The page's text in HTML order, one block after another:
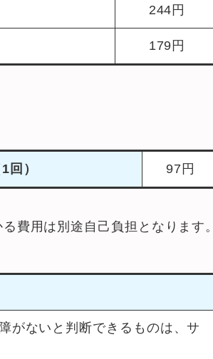
244円
179円
回） 97円
費用は別途自己負担となります。
がないと判断できるものは、サ